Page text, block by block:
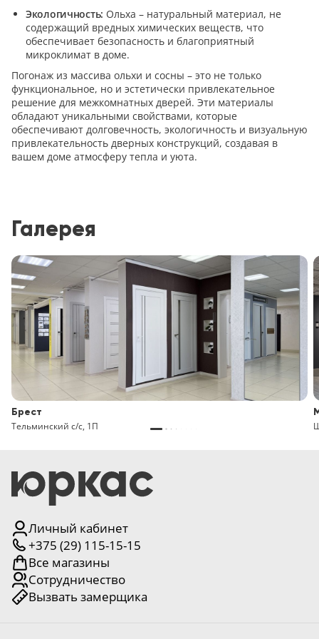
Экологичность: Ольха – натуральный материал, не
содержащий вредных химических веществ, что
обеспечивает безопасность и благоприятный
микроклимат в доме.
Погонаж из массива ольхи и сосны – это не только
функциональное, но и эстетически привлекательное
решение для межкомнатных дверей. Эти материалы
обладают уникальными свойствами, которые
обеспечивают долговечность, экологичность и визуальную
привлекательность дверных конструкций, создавая в
вашем доме атмосферу тепла и уюта.
Галерея
Брест
Тельминский с/с, 1П
Личный кабинет
+375 (29) 115-15-15
Все магазины
Сотрудничество
Вызвать замерщика